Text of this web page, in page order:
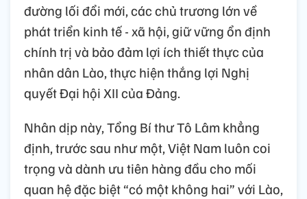
đường lối đổi mới, các chủ trương lớn về
phát triển kinh tế - xã hội, giữ vững ổn định
chính trị và bảo đảm lợi ích thiết thực của
nhân dân Lào, thực hiện thắng lợi Nghị
quyết Đại hội XII của Đảng.
Nhân dịp này, Tổng Bí thư Tô Lâm khẳng
định, trước sau như một, Việt Nam luôn coi
trọng và dành ưu tiên hàng đầu cho mối
quan hệ đặc biệt “có một không hai” với Lào,